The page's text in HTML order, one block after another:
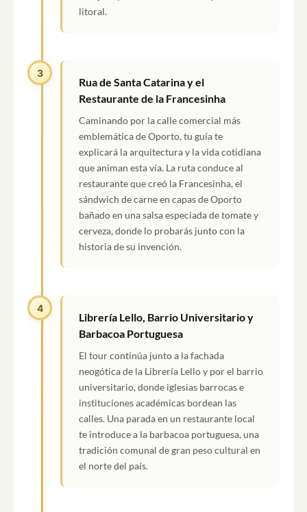
litoral.
3
Rua de Santa Catarina y el
Restaurante de la Francesinha
Caminando por la calle comercial más
emblemática de Oporto, tu guía te
explicará la arquitectura y la vida cotidiana
que animan esta vía. La ruta conduce al
restaurante que creó la Francesinha, el
sándwich de carne en capas de Oporto
bañado en una salsa especiada de tomate y
cerveza, donde lo probarás junto con la
historia de su invención.
4
Librería Lello, Barrio Universitario y
Barbacoa Portuguesa
El tour continúa junto a la fachada
neogótica de la Librería Lello y por el barrio
universitario, donde iglesias barrocas e
instituciones académicas bordean las
calles. Una parada en un restaurante local
te introduce a la barbacoa portuguesa, una
tradición comunal de gran peso cultural en
el norte del país.